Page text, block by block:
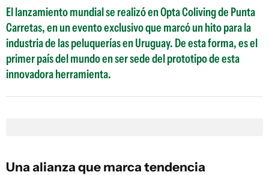
El lanzamiento mundial se realizó en Opta Coliving de Punta
Carretas, en un evento exclusivo que marcó un hito para la
industria de las peluquerías en Uruguay. De esta forma, es el
primer país del mundo en ser sede del prototipo de esta
innovadora herramienta.
Una alianza que marca tendencia